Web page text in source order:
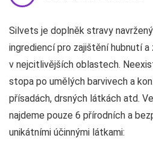
Silvets je doplněk stravy
ingrediencí pro zajištění hubnutí a
v nejcitlivějších oblastech.
stopa po umělých barvivech a
přísadách, drsných látkách atd.
najdeme pouze 6 přírodních a
unikátními účinnými látkami: